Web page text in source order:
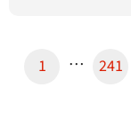
1 … 241